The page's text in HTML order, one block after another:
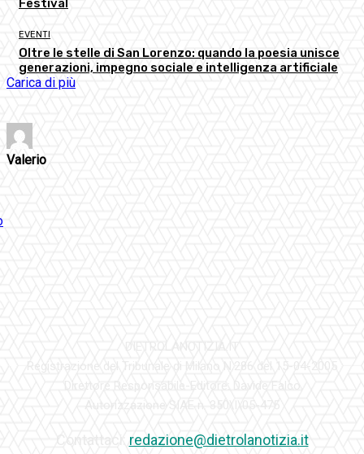
EVENTI
Oltre le stelle di San Lorenzo: quando la poesia unisce
generazioni, impegno sociale e intelligenza artificiale
Carica di più
Valerio
redazione@dietrolanotizia.it